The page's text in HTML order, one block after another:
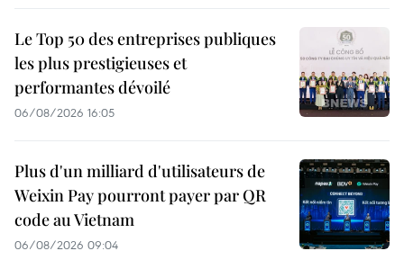
Le Top 50 des entreprises publiques
les plus prestigieuses et
performantes dévoilé
06/08/2026 16:05
Plus d'un milliard d'utilisateurs de
Weixin Pay pourront payer par QR
code au Vietnam
06/08/2026 09:04